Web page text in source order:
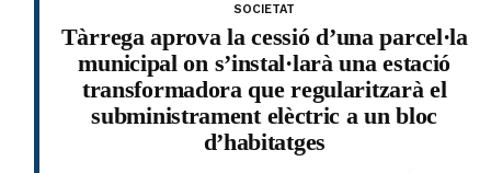
SOCIETAT
Tàrrega aprova la cessió d’una parcel·la
municipal on s’instal·larà una estació
transformadora que regularitzarà el
subministrament elèctric a un bloc
d’habitatges